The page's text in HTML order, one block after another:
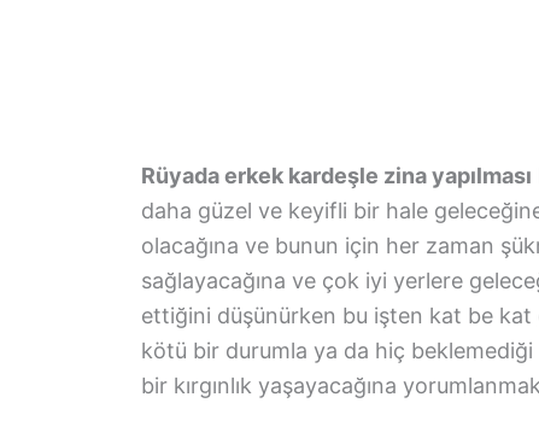
Rüyada erkek kardeşle zina yapılması
daha güzel ve keyifli bir hale
olacağına ve bunun için her zaman
sağlayacağına ve çok iyi yerlere
ettiğini düşünürken bu işten kat be
kötü bir durumla ya da hiç beklemediği
bir kırgınlık yaşayacağına